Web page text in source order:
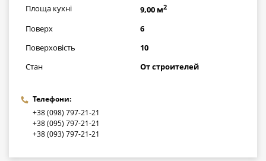
Площа кухні 9,00 м2
Поверх
6
Поверховість
10
Стан
От строителей
Телефони:
+38 (098) 797-21-21
+38 (095) 797-21-21
+38 (093) 797-21-21